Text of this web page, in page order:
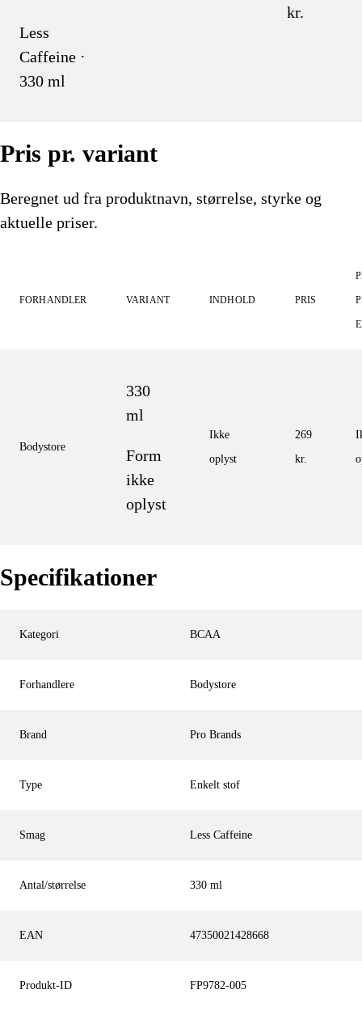
Less
Caffeine ·
330 ml
kr.
Pris pr. variant
Beregnet ud fra produktnavn, størrelse, styrke og
aktuelle priser.
FORHANDLER VARIANT INDHOLD PRIS
Bodystore
330
ml
Form
ikke
oplyst
Ikke
oplyst
269
kr.
Specifikationer
Kategori BCAA
Forhandlere Bodystore
Brand Pro Brands
Type Enkelt stof
Smag Less Caffeine
Antal/størrelse 330 ml
EAN 47350021428668
Produkt-ID FP9782-005